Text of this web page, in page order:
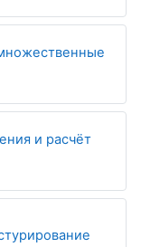
и расчёт